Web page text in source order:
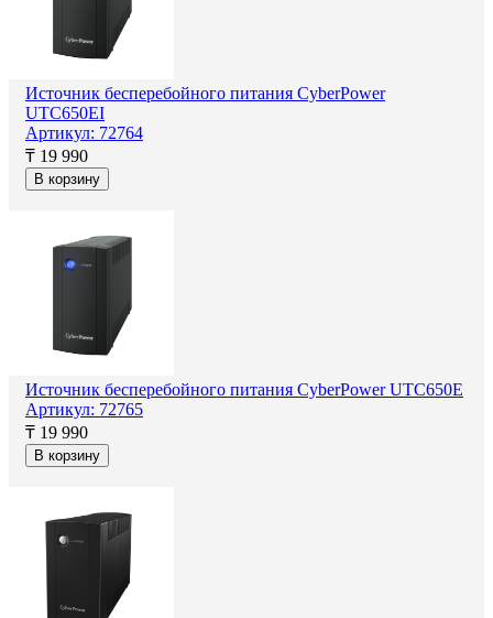
Источник бесперебойного питания CyberPower
UTC650EI
Артикул: 72764
₸ 19 990
В корзину
Источник бесперебойного питания CyberPower UTC650E
Артикул: 72765
₸ 19 990
В корзину